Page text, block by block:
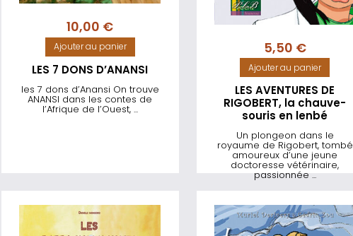
10,00 €
Ajouter au panier
LES 7 DONS D’ANANSI
les 7 dons d’Anansi On trouve
ANANSI dans les contes de
l’Afrique de l’Ouest, ...
5,50 €
Ajouter au panier
LES AVENTURES DE
RIGOBERT, la chauve-
souris en lenbé
Un plongeon dans le
royaume de Rigobert, tombé
amoureux d’une jeune
doctoresse vétérinaire,
passionnée ...